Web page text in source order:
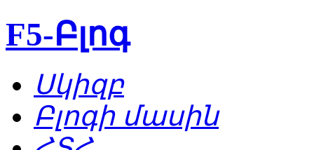
F5-Բլոգ
Սկիզբ
Բլոգի մասին